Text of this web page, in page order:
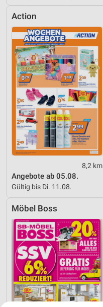
Action
8,2 km
Angebote ab 05.08.
Gültig bis Di. 11.08.
Möbel Boss